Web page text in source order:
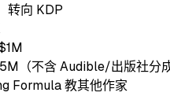
转向 KDP
（不含 Audible/出版社分成
Formula 教其他作家